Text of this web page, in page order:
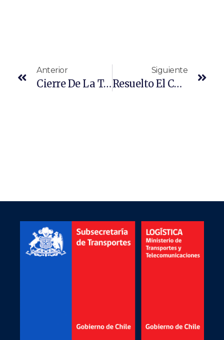
Anterior
Cierre De La Temporada 2023-2024 Del Plan De Logística Colaborativa
Siguiente
Resuelto El Conflicto Portuario En Puerto Coronel Tras Intervención Del MTT.